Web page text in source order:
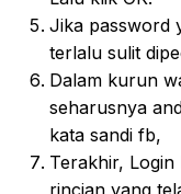
Jika password
terlalu sulit
Dalam kurun
seharusnya
kata sandi fb,
Terakhir,